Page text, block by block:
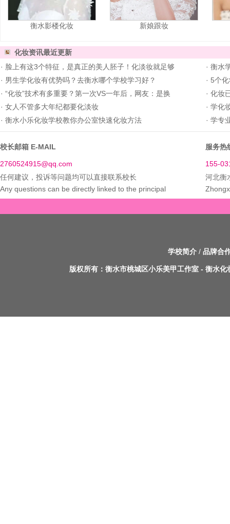
衡水影楼化妆 新娘跟妆
化妆资讯最近更新
· 脸上有这3个特征，是真正的美人胚子！化淡妆就足够 · 衡水
· 男生学化妆有优势吗？去衡水哪个学校学习好？ · 5个
· “化妆”技术有多重要？第一次VS一年后，网友：是换 · 化妆
· 女人不管多大年纪都要化淡妆 · 学化
· 衡水小乐化妆学校教你办公室快速化妆方法 · 学专
校长邮箱 E-MAIL 服务热
2760524915@qq.com
155-
任何建议，投诉等问题均可以直接联系校长
河北衡
Any questions can be directly linked to the principal
学校简介 / 品牌合
版权所有： 衡水市桃城区小乐美甲工作室- 衡水化